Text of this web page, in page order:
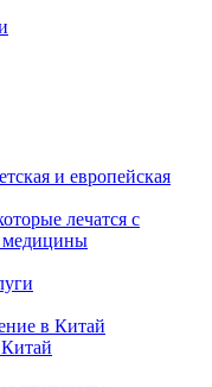
и европейская
лечатся с
медицины
в Китай